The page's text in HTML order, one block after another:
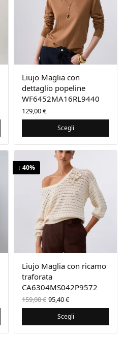
Liujo Maglia con
dettaglio popeline
WF6452MA16RL9440
129,00€
Scegli
↓ 40%
Liujo Maglia con ricamo
traforata
CA6304MS042P9572
159,00€ Il prezzo
originale
era:
159,00 €.
95,40€Il
prezzo
attuale
è:
95,40 €.
Scegli